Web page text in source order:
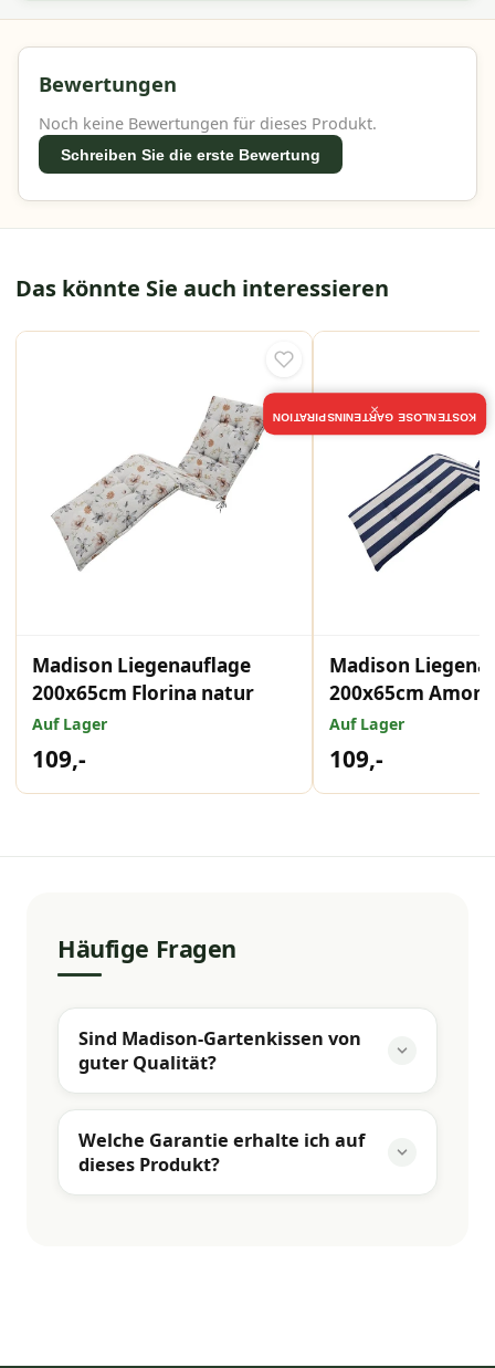
Bewertungen
Noch keine Bewertungen für dieses Produkt.
Schreiben Sie die erste Bewertung
Das könnte Sie auch interessieren
Madison Liegenauflage
200x65cm Florina natur
Auf Lager
109,-
Madison
200x65cm
Auf Lager
109,-
Häufige Fragen
Sind Madison-Gartenkissen von
guter Qualität?
Welche Garantie erhalte ich auf
dieses Produkt?
KOSTENLOSE GARTENINSPIRATION
×